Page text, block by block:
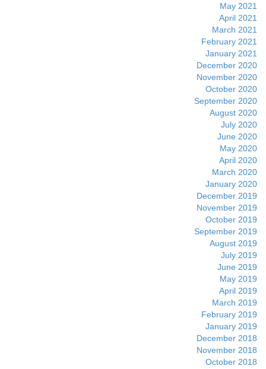
May 2021
April 2021
March 2021
February 2021
January 2021
December 2020
November 2020
October 2020
September 2020
August 2020
July 2020
June 2020
May 2020
April 2020
March 2020
January 2020
December 2019
November 2019
October 2019
September 2019
August 2019
July 2019
June 2019
May 2019
April 2019
March 2019
February 2019
January 2019
December 2018
November 2018
October 2018